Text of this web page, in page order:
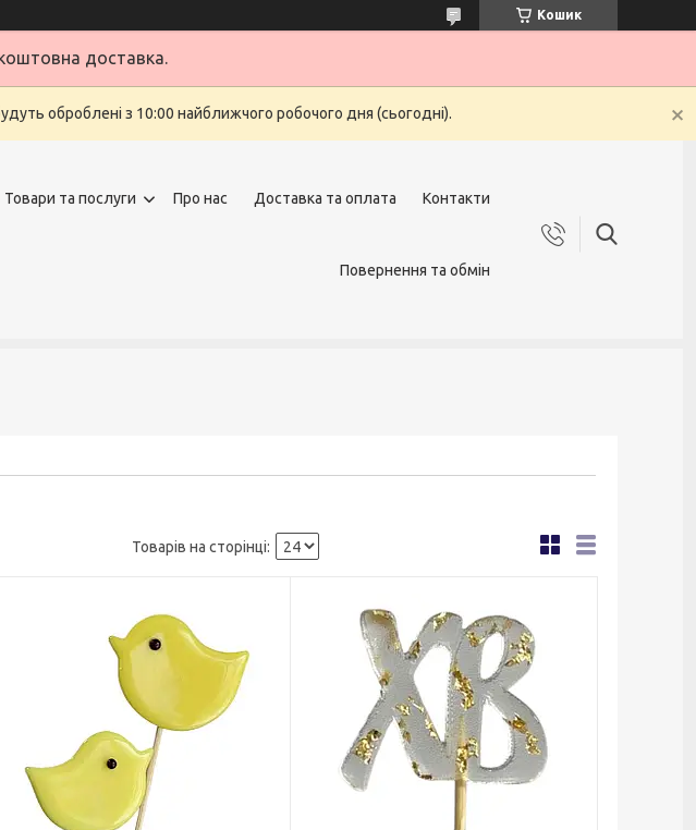
Кошик
доставка.
оброблені з 10:00 найближчого робочого дня (сьогодні).
Товари та послуги Про нас Доставка та оплата Контакти
Повернення та обмін